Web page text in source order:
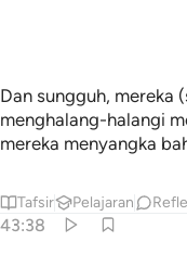
Dan sungguh, mereka
menghalang-halangi
mereka menyangka
Tafsir Pelajaran
43:38